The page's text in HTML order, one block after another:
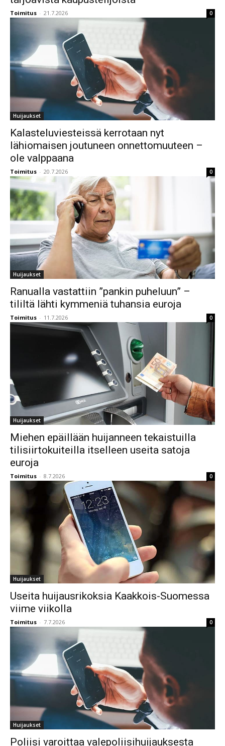
Toimitus - 21.7.2026 0
Huijaukset
Kalasteluviesteissä kerrotaan nyt
lähiomaisen joutuneen onnettomuuteen –
ole valppaana
Toimitus - 20.7.2026 0
Huijaukset
Ranualla vastattiin ”pankin puheluun” –
tililtä lähti kymmeniä tuhansia euroja
Toimitus - 11.7.2026 0
Huijaukset
Miehen epäillään huijanneen tekaistuilla
tilisiirtokuiteilla itselleen useita satoja
euroja
Toimitus - 8.7.2026 0
Huijaukset
Useita huijausrikoksia Kaakkois-Suomessa
viime viikolla
Toimitus - 7.7.2026 0
Huijaukset
Poliisi varoittaa valepoliisihuijauksesta